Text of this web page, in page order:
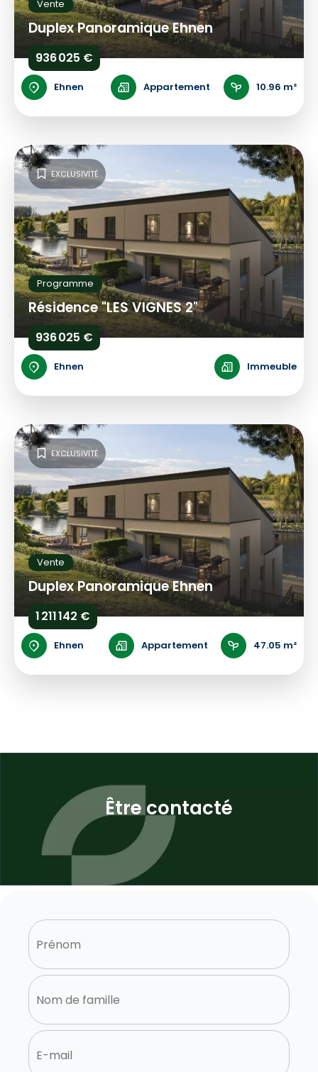
Vente
Duplex Panoramique Ehnen
936 025 €
Ehnen Appartement 10.96 m²
Programme
Résidence "LES VIGNES 2"
936 025 €
Ehnen Immeuble
EXCLUSIVITÉ
Vente
Duplex Panoramique Ehnen
1 211 142 €
Ehnen Appartement 47.05 m²
EXCLUSIVITÉ
Être contacté